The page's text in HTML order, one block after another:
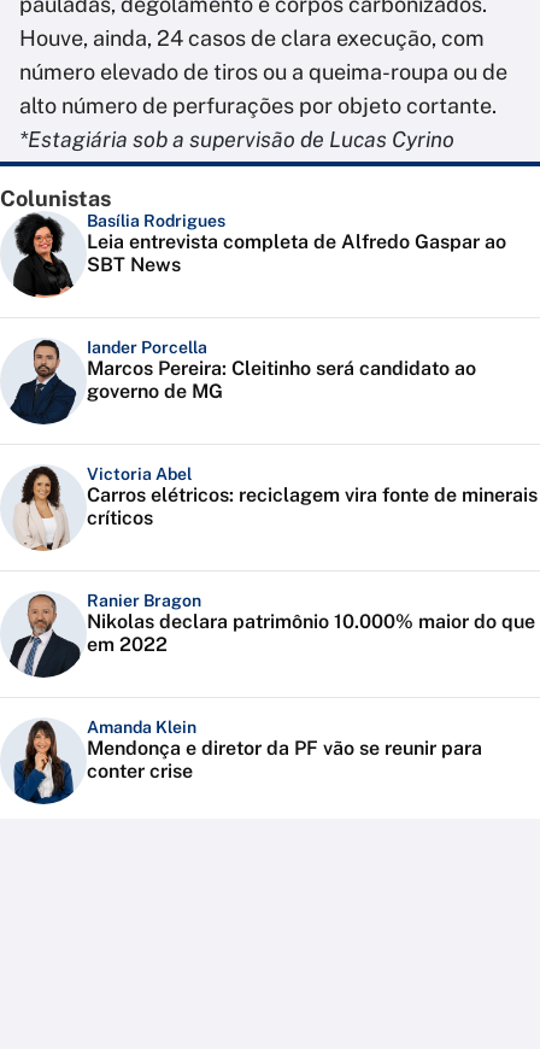
Houve, ainda, 24 casos de clara execução, com
número elevado de tiros ou a queima-roupa ou de
alto número de perfurações por objeto cortante.
*Estagiária sob a supervisão de Lucas Cyrino
Colunistas
Basília Rodrigues
Leia entrevista completa de Alfredo Gaspar ao
SBT News
Iander Porcella
Marcos Pereira: Cleitinho será candidato ao
governo de MG
Victoria Abel
Carros elétricos: reciclagem vira fonte de minerais
críticos
Ranier Bragon
Nikolas declara patrimônio 10.000% maior do que
em 2022
Amanda Klein
Mendonça e diretor da PF vão se reunir para
conter crise